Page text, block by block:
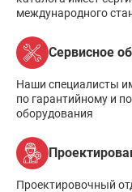
международного
Сервисное
Наши специалисты
по гарантийному и
оборудования
Проектировочный